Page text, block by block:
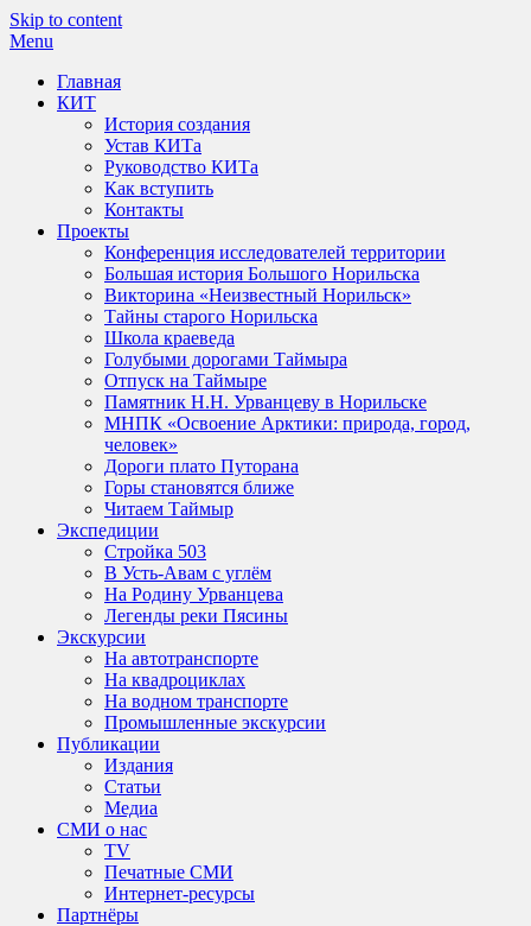
Skip to content
Menu
Главная
КИТ
История создания
Устав КИТа
Руководство КИТа
Как вступить
Контакты
Проекты
Конференция исследователей территории
Большая история Большого Норильска
Викторина «Неизвестный Норильск»
Тайны старого Норильска
Школа краеведа
Голубыми дорогами Таймыра
Отпуск на Таймыре
Памятник Н.Н. Урванцеву в Норильске
МНПК «Освоение Арктики: природа, город,
человек»
Дороги плато Путорана
Горы становятся ближе
Читаем Таймыр
Экспедиции
Стройка 503
В Усть-Авам с углём
На Родину Урванцева
Легенды реки Пясины
Экскурсии
На автотранспорте
На квадроциклах
На водном транспорте
Промышленные экскурсии
Публикации
Издания
Статьи
Медиа
СМИ о нас
TV
Печатные СМИ
Интернет-ресурсы
Партнёры